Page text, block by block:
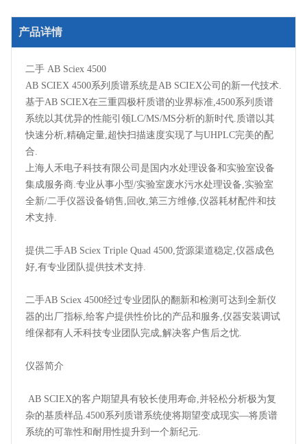
产品详情
二手 AB Sciex 4500
AB SCIEX 4500系列质谱系统是AB SCIEX公司的新一代技术.
基于AB SCIEX在三重四极杆质谱的业界标准,4500系列质谱
系统以其优异的性能引领LC/MS/MS分析的新时代.质谱以其
快速分析,精确定量,超快扫描速度实现了与UHPLC完美的配
合.
上海人禾电子科技有限公司是国内水处理设备和实验室设备
集成服务商.专业从事小型/实验室废水污水处理设备,实验室
全新/二手仪器设备销售,回收,第三方维修,仪器耗材配件和技
术支持.
提供二手AB Sciex Triple Quad 4500,货源渠道稳定,仪器成色
好,有专业团队提供技术支持.
二手AB Sciex 4500经过专业团队的翻新和检测可达到全新仪
器的出厂指标,给客户提供性价比的产品和服务,仪器安装调试
维保都有人禾科技专业团队完成,解决客户售后之忧.
仪器简介
AB SCIEX的客户期望具有较长使用寿命,并轻松分析极为复
杂的基质样品.4500系列质谱系统使将期望变成现实—将质谱
系统的可靠性和耐用性提升到一个新纪元.